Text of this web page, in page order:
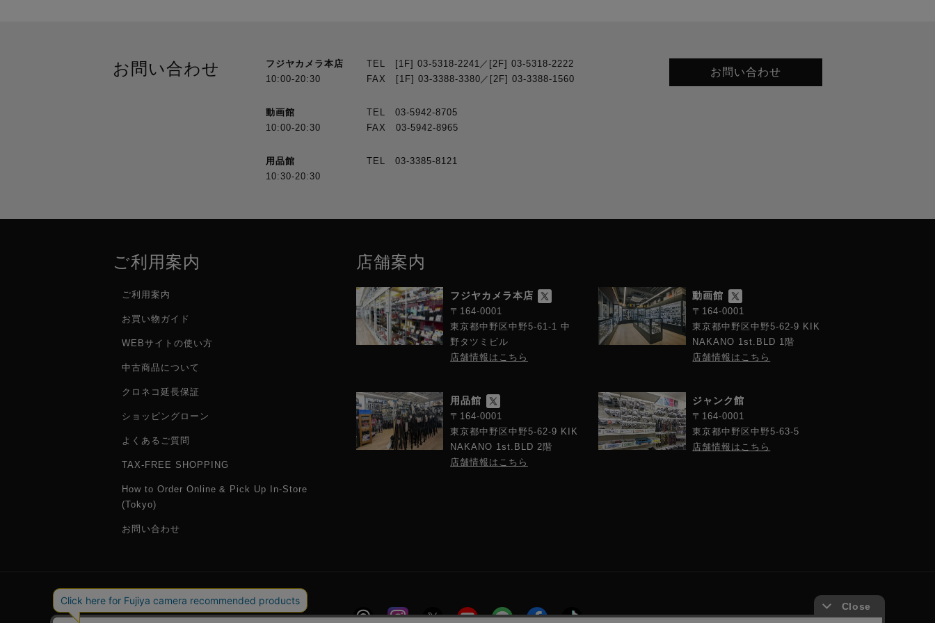
お問い合わせ
フジヤカメラ本店
10:00-20:30
TEL [1F] 03-5318-2241／[2F] 03-5318-2222
FAX [1F] 03-3388-3380／[2F] 03-3388-1560
動画館
10:00-20:30
TEL 03-5942-8705
FAX 03-5942-8965
用品館
10:30-20:30
TEL 03-3385-8121
お問い合わせ
ご利用案内
ご利用案内
お買い物ガイド
WEBサイトの使い方
中古商品について
クロネコ延長保証
ショッピングローン
よくあるご質問
TAX-FREE SHOPPING
How to Order Online & Pick Up In-Store
(Tokyo)
お問い合わせ
店舗案内
フジヤカメラ本店
〒164-0001
東京都中野区中野5-61-1 中
野タツミビル
店舗情報はこちら
動画館
〒164-0001
東京都中野区中野5-62-9 KIK
NAKANO 1st.BLD 1階
店舗情報はこちら
用品館
〒164-0001
東京都中野区中野5-62-9 KIK
NAKANO 1st.BLD 2階
店舗情報はこちら
ジャンク館
〒164-0001
東京都中野区中野5-63-5
店舗情報はこちら